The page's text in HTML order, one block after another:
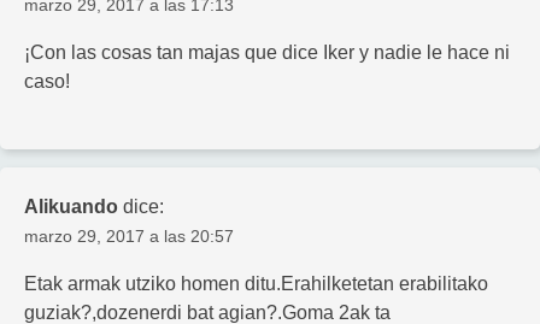
marzo 29, 2017 a las 17:13
¡Con las cosas tan majas que dice Iker y nadie le hace ni
caso!
Alikuando dice:
marzo 29, 2017 a las 20:57
Etak armak utziko homen ditu.Erahilketetan erabilitako
guziak?,dozenerdi bat agian?.Goma 2ak ta